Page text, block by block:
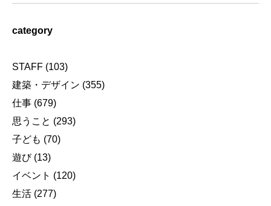
category
STAFF (103)
建築・デザイン (355)
仕事 (679)
思うこと (293)
子ども (70)
遊び(13)
イベント (120)
生活 (277)